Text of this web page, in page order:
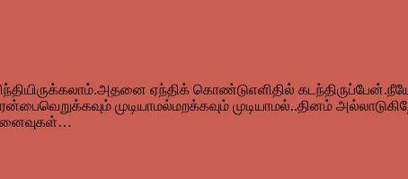
ஏந்திக் கொண்டுஎளிதில்
முடியாமல்மறக்கவும் முடியாமல்..தினம்